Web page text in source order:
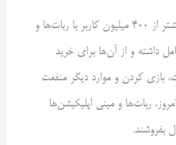
، ماهانه بیشتر از ۴۰۰ میلیون کاربر با ربات‌ها و
داشته و از آن‌ها برای خرید
بازی کردن و موارد دیگر منفعت
ربات‌ها و مینی اپلیکیشن‌ها
بفروشند.